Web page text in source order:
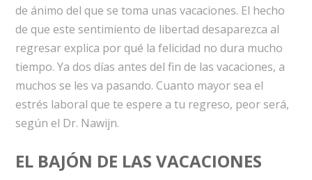
de ánimo del que se toma unas vacaciones. El hecho
de que este sentimiento de libertad desaparezca al
regresar explica por qué la felicidad no dura mucho
tiempo. Ya dos días antes del fin de las vacaciones, a
muchos se les va pasando. Cuanto mayor sea el
estrés laboral que te espere a tu regreso, peor será,
según el Dr. Nawijn.
EL BAJÓN DE LAS VACACIONES